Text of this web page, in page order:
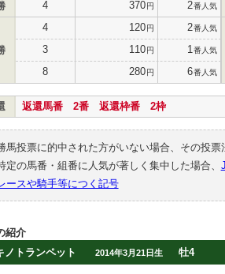
4 370円 2番人気
4 120円 2番人気
3 110円 1 番人気
8 280円 6番人気
返還馬番 2番 返還枠番 2枠
馬投票に的中された方がいない場合、その投
定の馬番・組番に人気が著しく集中した場合、
ースや騎手等につく記号
紹介
ノトランペット
2014年3月21日生 牡4